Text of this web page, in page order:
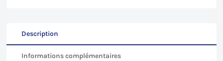
Description
Informations complémentaires